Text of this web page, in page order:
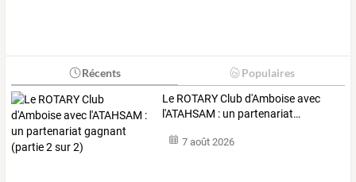
Récents Populaires
Le ROTARYClubd'Amboiseavec
l'ATAHSAM : un partenariat…
7 août 2026